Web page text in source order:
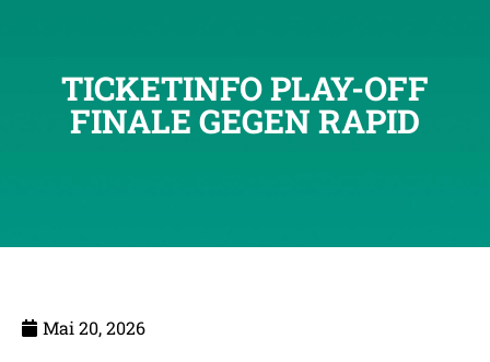
TICKETINFO PLAY-OFF
FINALE GEGEN RAPID
Mai 20, 2026